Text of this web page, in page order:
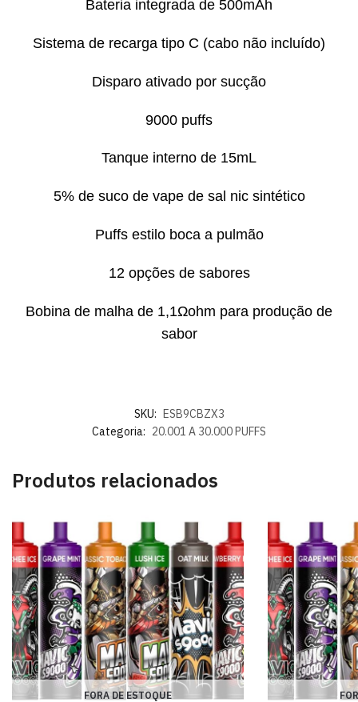
Bateria integrada de 500mAh
Sistema de recarga tipo C (cabo não incluído)
Disparo ativado por sucção
9000 puffs
Tanque interno de 15mL
5% de suco de vape de sal nic sintético
Puffs estilo boca a pulmão
12 opções de sabores
Bobina de malha de 1,1Ωohm para produção de
sabor
SKU: ESB9CBZX3
Categoria: 20.001 A 30.000 PUFFS
Produtos relacionados
FORA DE ESTOQUE